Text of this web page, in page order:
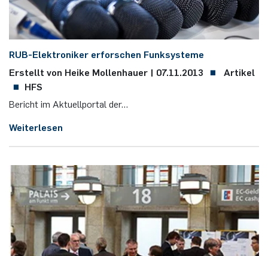
RUB-Elek­tro­ni­ker er­for­schen Funk­sys­te­me
Erstellt von Heike Mollenhauer | 07.11.2013
Artikel
HFS
Be­richt im Ak­tu­ell­por­tal der…
Weiterlesen